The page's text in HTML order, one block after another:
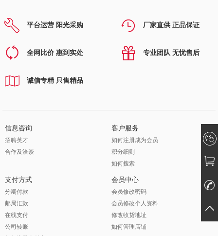
平台运营 阳光采购 厂家直供 正品保证
全网比价 惠到实处 专业团队 无忧售后
诚信专精 只售精品
信息咨询
招聘英才
合作及洽谈
客户服务
如何注册成为会员
积分细则
如何搜索
支付方式
分期付款
邮局汇款
在线支付
公司转账
会员中心
会员修改密码
会员修改个人资料
修改收货地址
如何管理店铺